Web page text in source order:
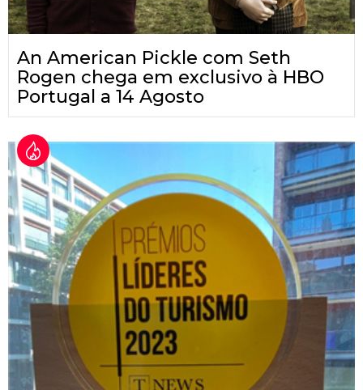
An American Pickle com Seth
Rogen chega em exclusivo à HBO
Portugal a 14 Agosto